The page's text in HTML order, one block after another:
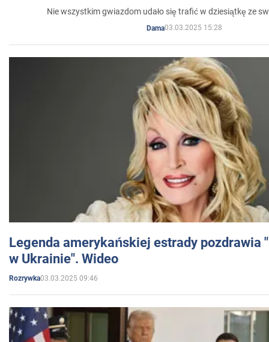
Nie wszystkim gwiazdom udało się trafić w dziesiątkę ze
Dama03.03.2025 15:28
Legenda amerykańskiej estrady pozdrawia
w Ukrainie". Wideo
Rozrywka03.03.2025 09:46